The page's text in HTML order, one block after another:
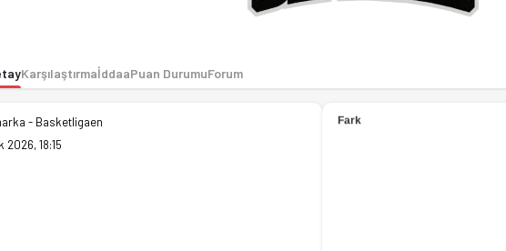
KarşılaştırmaİddaaPuan DurumuForum
- Basketligaen
2026, 18:15